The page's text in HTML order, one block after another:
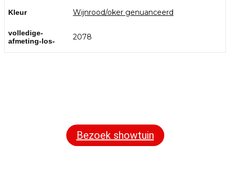
Kleur Wijnrood/oker genuanceerd
volledige-
afmeting-los-
2078
Bezoek showtuin